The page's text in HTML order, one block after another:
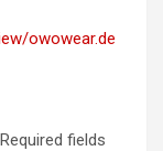
owowear.de
Required fields